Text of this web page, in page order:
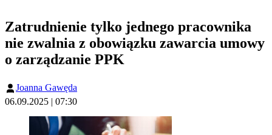
Zatrudnienie tylko jednego pracownika
nie zwalnia z obowiązku zawarcia umowy
o zarządzanie PPK
Joanna Gawęda
06.09.2025 | 07:30